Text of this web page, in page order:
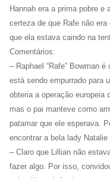
Hannah era a prima pobre
certeza de que Rafe não
que ela estava caindo na
Comentários:
– Raphael “Rafe” Bowman
está sendo empurrado para
obteria a operação europeia
mas o pai manteve como
patamar que ele esperava.
encontrar a bela lady Natalie
– Claro que Lillian não
fazer algo. Por isso,